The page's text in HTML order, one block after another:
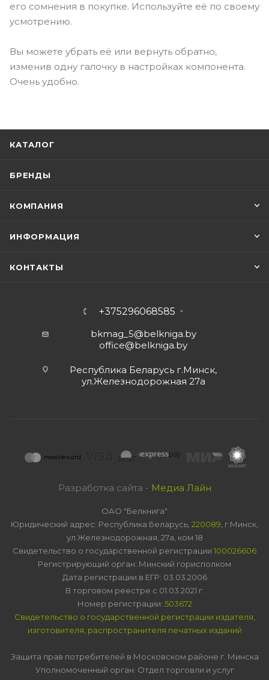
его сомнения в покупке. Используйте её по своему
усмотрению.
Вы можете убрать её или вернуть обратно,
изменив одну галочку в настройках компонента.
Очень удобно.
КАТАЛОГ
БРЕНДЫ
КОМПАНИЯ
ИНФОРМАЦИЯ
КОНТАКТЫ
+375296068585
bkmag_5@belkniga.by
office@belkniga.by
Республика Беларусь г.Минск,
ул.Железнодорожная 27а
Разработка сайта - Медиа Лайн
ОАО "Белкнига"
Юридический адрес: Республика Беларусь, 220089 , г.Минск,
ул.Железнодорожная, 27а, ком 18
Свидетельство о государственной регистрации 100026606
Регистрирующий орган: Минский горисполком
Дата регистрации в ЕГР: 03.03.2006
В торговом реестре с 01.03.2021 г.
Номер регистрации: 503672
Свидетельство о государственной регистрации издателя,
изготовителя, распространителя печатных изданий
Защита прав потребителей в Московском районе г. Минска
Уполномоченный орган: Отдел торговли и услуг